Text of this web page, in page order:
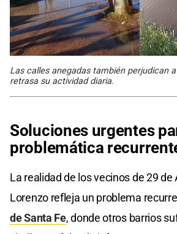
Las calles anegadas también perjudican
retrasa su actividad diaria.
Soluciones urgentes
problemática
La realidad de los vecinos de 29 de
Lorenzo refleja un problema
de Santa Fe, donde otros barrios